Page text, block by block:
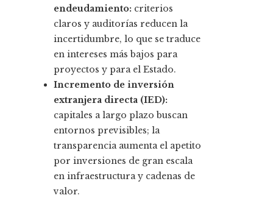
endeudamiento: criterios
claros y auditorías reducen la
incertidumbre, lo que se traduce
en intereses más bajos para
proyectos y para el Estado.
Incremento de inversión
extranjera directa (IED):
capitales a largo plazo buscan
entornos previsibles; la
transparencia aumenta el apetito
por inversiones de gran escala
en infraestructura y cadenas de
valor.